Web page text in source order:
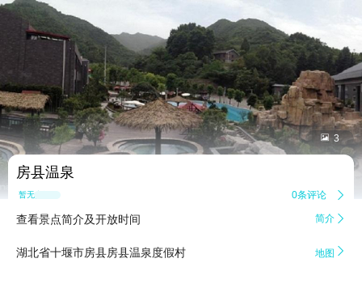
 3
房县温泉
暂无点评 0条评论 
查看景点简介及开放时间 简介 
湖北省十堰市房县房县温泉度假村 地图 
